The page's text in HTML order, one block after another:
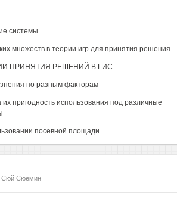
системы
множеств в теории игр для принятия решения
ПРИНЯТИЯ РЕШЕНИЙ В ГИС
по разным факторам
пригодность использования под различные
посевной площади
Сюй Сюемин